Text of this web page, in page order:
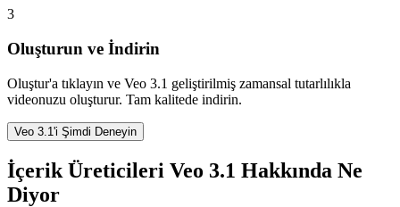
3
Oluşturun ve İndirin
Oluştur'a tıklayın ve Veo 3.1 geliştirilmiş zamansal tutarlılıkla
videonuzu oluşturur. Tam kalitede indirin.
Veo 3.1'i Şimdi Deneyin
İçerik Üreticileri Veo 3.1 Hakkında Ne
Diyor